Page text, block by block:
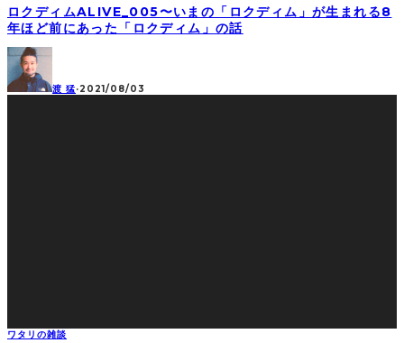
ロクディムALIVE_005〜いまの「ロクディム」が生まれる8
年ほど前にあった「ロクディム」の話
渡 猛·2021/08/03
ワタリの雑談